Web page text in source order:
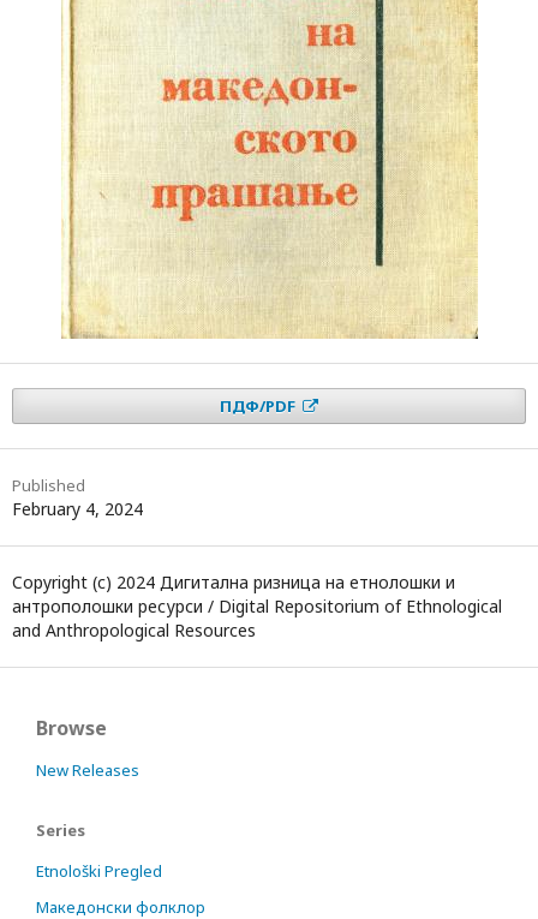
ПДФ/PDF
Published
February 4, 2024
Copyright (c) 2024 Дигитална ризница на етнолошки и
антрополошки ресурси / Digital Repositorium of Ethnological
and Anthropological Resources
Browse
New Releases
Series
Etnološki Pregled
Македонски фолклор